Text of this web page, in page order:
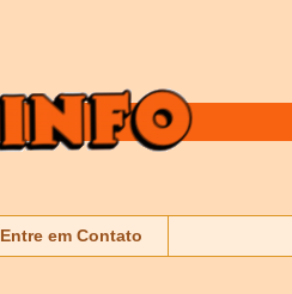
Entre em Contato